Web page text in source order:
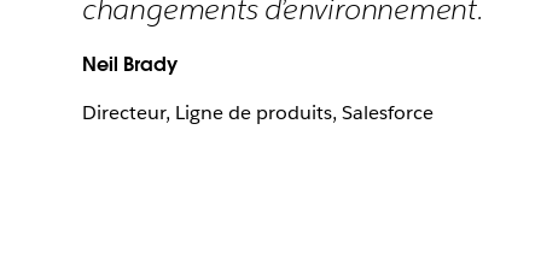
changements d’environnement.
Neil Brady
Directeur, Ligne de produits, Salesforce